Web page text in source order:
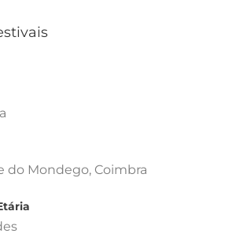
do Mondego, Coimbra